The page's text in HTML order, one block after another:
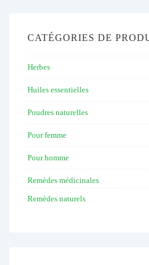
CATÉGORIES DE
Herbes
Huiles essentielles
Poudres naturelles
Pour femme
Pour homme
Remèdes médicinales
Remèdes naturels